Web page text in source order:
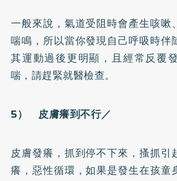
一般來說，氣道受阻時會產生咳嗽
喘鳴，所以當你發現自己呼吸時伴
其運動過後更明顯，且經常反覆
喘，請趕緊就醫檢查。
5） 皮膚癢到不行／
皮膚發癢，抓到停不下來，搔抓引
癢，惡性循環，如果是發生在孩童